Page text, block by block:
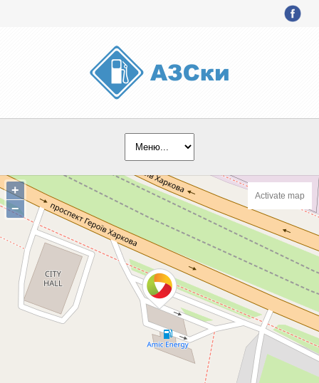
+
−
Activate map